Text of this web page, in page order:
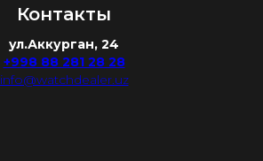
Контакты
ул.Аккурган, 24
+998 88 281 28 28
info@watchdealer.uz